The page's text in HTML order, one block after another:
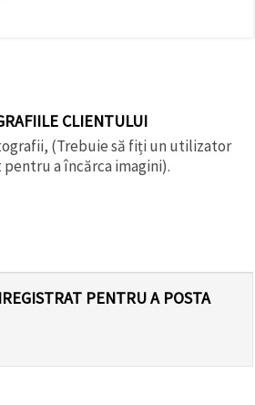
CLIENTULUI
(Trebuie să fiți un utilizator
a încărca imagini).
PENTRU A POSTA